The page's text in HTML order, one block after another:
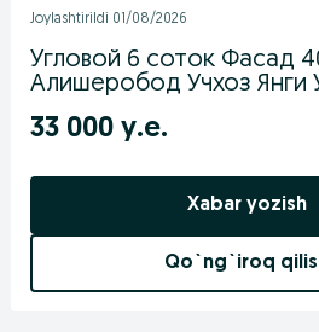
Joylashtirildi 01/08/2026
Угловой 6 соток Фасад
Алишеробод Учхоз Янги
33 000 у.е.
Xabar yozish
Qo`ng`iroq